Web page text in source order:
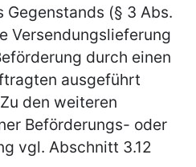
Gegenstands (§ 3 Abs.
Versendungslieferung
durch einen
ausgeführt
Zu den weiteren
Beförderungs- oder
vgl. Abschnitt 3.12